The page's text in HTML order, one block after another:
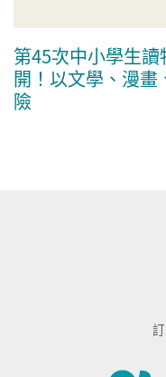
第45次中小學生
開！以文學、漫畫
險